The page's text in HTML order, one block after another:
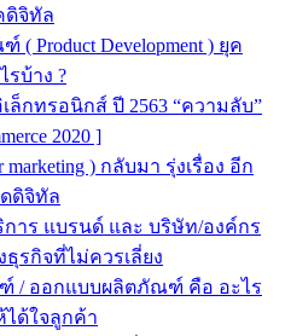
ดิจิทัล
Product Development ) ยุค
รบ้าง ?
ล็กทรอนิกส์ ปี 2563 “ความลับ”
2020 ]
) กลับมา รุ่งเรื่อง อีก
ดิจิทัล
าร แบรนด์ และ บริษัท/องค์กร
ธุรกิจที่ไม่ควรเลี่ยง
/ ออกแบบผลิตภัณฑ์ คือ อะไร
ได้ใจลูกค้า